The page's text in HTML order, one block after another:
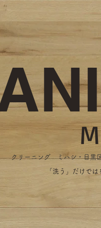
クリーニング ミハシ・目黒
「洗う」だけで